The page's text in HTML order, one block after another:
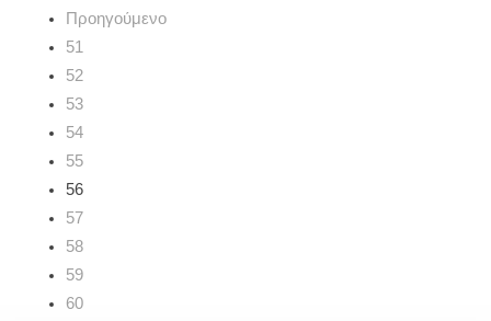
Προηγούμενο
51
52
53
54
55
56
57
58
59
60